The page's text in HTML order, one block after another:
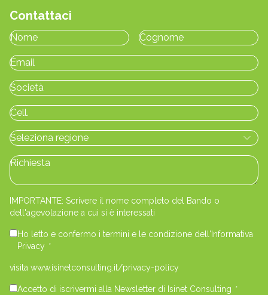
Contattaci
IMPORTANTE: Scrivere il nome completo del Bando o
dell'agevolazione a cui si è interessati
Ho letto e confermo i termini e le condizione dell'Informativa
Privacy *
visita www.isinetconsulting.it/privacy-policy
Accetto di iscrivermi alla Newsletter di Isinet Consulting *